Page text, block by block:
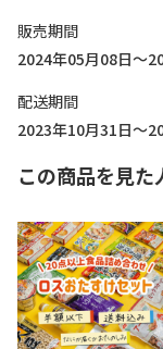
販売期間
2024年05月08日～
配送期間
2023年10月31日～
この商品を見